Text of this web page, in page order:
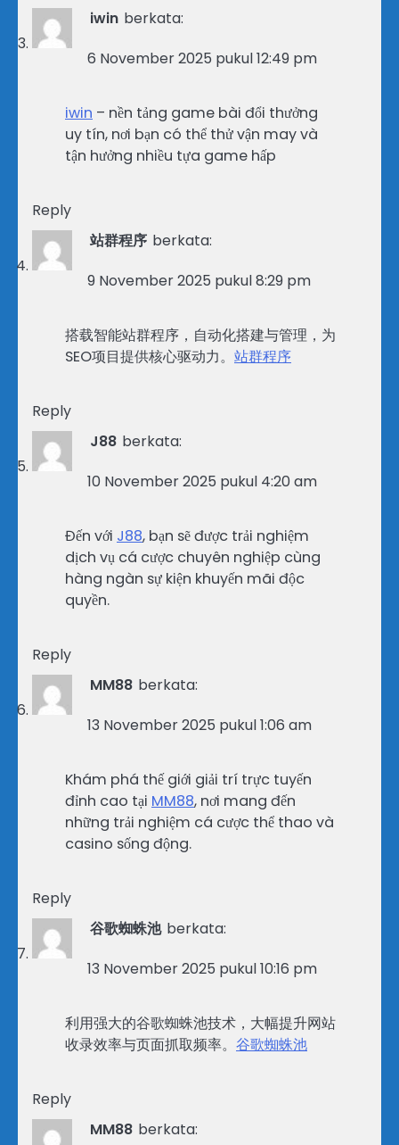
iwin berkata:
6 November 2025 pukul 12:49 pm
iwin – nền tảng game bài đổi thưởng
uy tín, nơi bạn có thể thử vận may và
tận hưởng nhiều tựa game hấp
Reply
站群程序 berkata:
9 November 2025 pukul 8:29 pm
搭载智能站群程序，自动化搭建与管理，为
SEO项目提供核心驱动力。 站群程序
Reply
J88 berkata:
10 November 2025 pukul 4:20 am
Đến với J88, bạn sẽ được trải nghiệm
dịch vụ cá cược chuyên nghiệp cùng
hàng ngàn sự kiện khuyến mãi độc
quyền.
Reply
MM88 berkata:
13 November 2025 pukul 1:06 am
Khám phá thế giới giải trí trực tuyến
đỉnh cao tại MM88, nơi mang đến
những trải nghiệm cá cược thể thao và
casino sống động.
Reply
谷歌蜘蛛池 berkata:
13 November 2025 pukul 10:16 pm
利用强大的谷歌蜘蛛池技术，大幅提升网站
收录效率与页面抓取频率。 谷歌蜘蛛池
Reply
MM88 berkata: